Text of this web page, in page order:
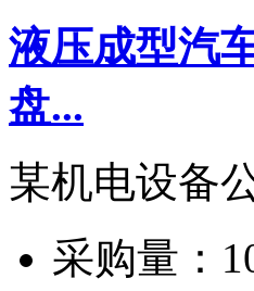
液压成型汽
盘...
某机电设备
采购量：